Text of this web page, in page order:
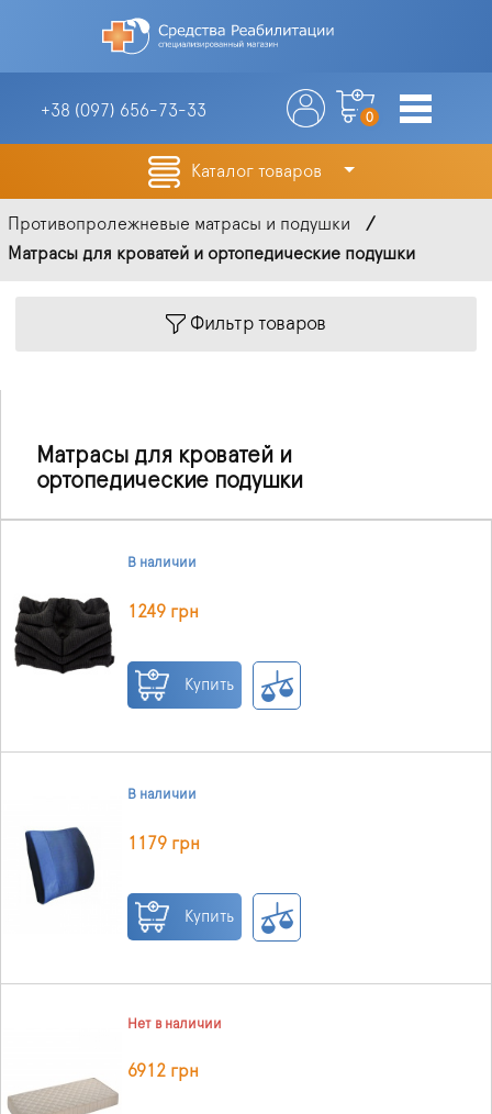
+38 (097) 656-73-33 0
Каталог товаров
Противопролежневые матрасы и подушки
Матрасы для кроватей и ортопедические подушки
Фильтр товаров
Матрасы для кроватей и
ортопедические подушки
В наличии
1249 грн
Купить
В наличии
1179 грн
Купить
Нет в наличии
6912 грн